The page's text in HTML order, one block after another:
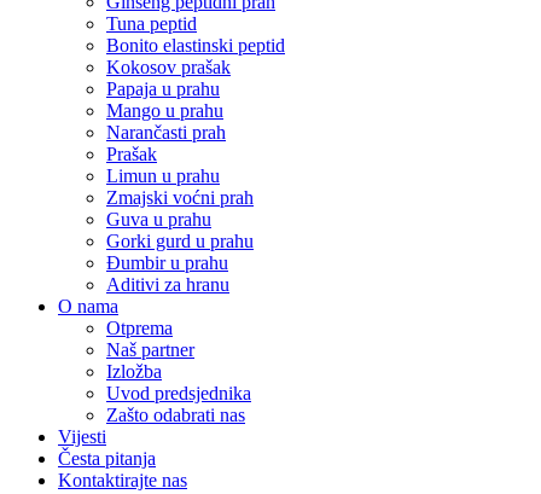
Tuna peptid
Bonito elastinski peptid
Kokosov prašak
Papaja u prahu
Mango u prahu
Narančasti prah
Prašak
Limun u prahu
Zmajski voćni prah
Guva u prahu
Gorki gurd u prahu
Đumbir u prahu
Aditivi za hranu
O nama
Otprema
Naš partner
Izložba
Uvod predsjednika
Zašto odabrati nas
Vijesti
Česta pitanja
Kontaktirajte nas